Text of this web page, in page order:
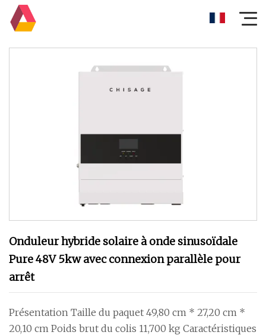
Onduleur hybride solaire à onde sinusoïdale
Pure 48V 5kw avec connexion parallèle pour
arrêt
Présentation Taille du paquet 49,80 cm * 27,20 cm *
20,10 cm Poids brut du colis 11,700 kg Caractéristiques